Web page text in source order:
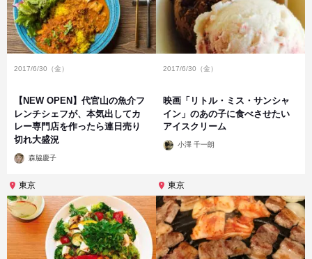
2017/6/30（金）
【NEW OPEN】代官山の魚介フ
レンチシェフが、本気出してカ
レー専門店を作ったら連日売り
切れ大盛況
投
稿
森脇慶子
2017/6/30（金）
映画「リトル・ミス・サンシャ
イン」のあの子に食べさせたい
アイスクリーム
投
稿
小澤 千一朗
東京 東京